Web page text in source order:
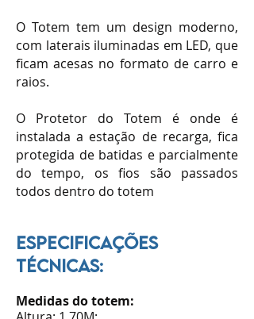
O Totem tem um design moderno,
com laterais iluminadas em LED, que
ficam acesas no formato de carro e
raios.
O Protetor do Totem é onde é
instalada a estação de recarga, fica
protegida de batidas e parcialmente
do tempo, os fios são passados
todos dentro do totem
ESPECiFiCAÇÕES
TÉCNiCAS:
Medidas do totem: